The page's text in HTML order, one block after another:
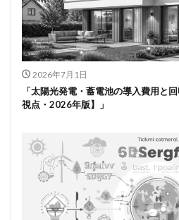
2026年7月1日
「太陽光発電・蓄電池の導入費用と
視点・2026年版】」